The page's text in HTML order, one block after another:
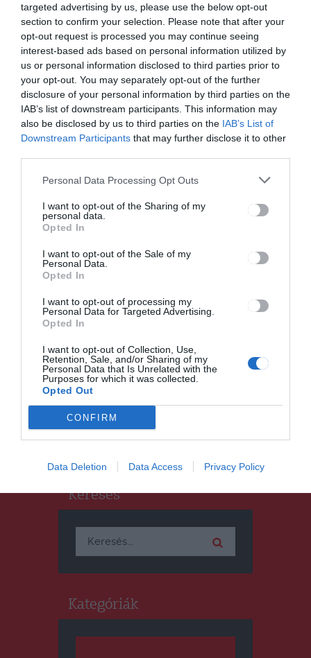
targeted advertising by us, please use the below opt-out
section to confirm your selection. Please note that after your
opt-out request is processed you may continue seeing
interest-based ads based on personal information utilized by
us or personal information disclosed to third parties prior to
your opt-out. You may separately opt-out of the further
disclosure of your personal information by third parties on the
IAB’s list of downstream participants. This information may
also be disclosed by us to third parties on the IAB’s List of
Downstream Participants that may further disclose it to other
Personal Data Processing Opt Outs
I want to opt-out of the Sharing of my
personal data.
Opted In
I want to opt-out of the Sale of my
Personal Data.
Opted In
I want to opt-out of processing my
Personal Data for Targeted Advertising.
Opted In
I want to opt-out of Collection, Use,
Retention, Sale, and/or Sharing of my
Personal Data that Is Unrelated with the
Purposes for which it was collected.
Opted Out
CONFIRM
Data Deletion Data Access Privacy Policy
tanulmányá
t
Ez is érdekelheti
árleszállítások időszaka
Egyelőre minden rendben
Keresés
Keresés:
Kategóriák